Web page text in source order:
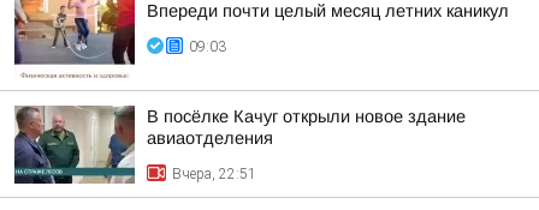
Впереди почти целый месяц летних каникул
09:03
В посёлке Качуг открыли новое здание
авиаотделения
Вчера, 22:51